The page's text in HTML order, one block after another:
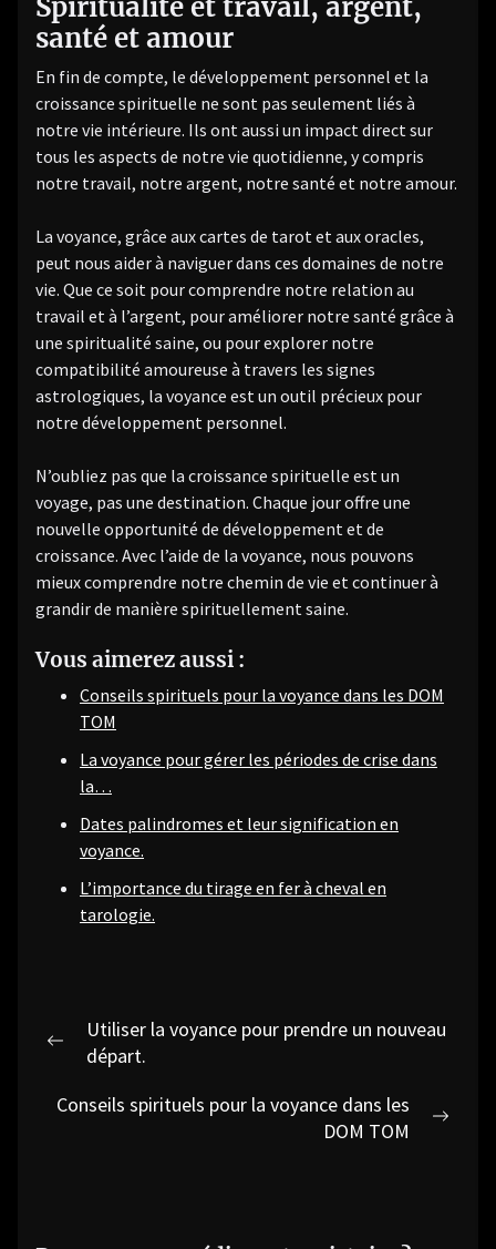
Spiritualité et travail, argent,
santé et amour
En fin de compte, le développement personnel et la
croissance spirituelle ne sont pas seulement liés à
notre vie intérieure. Ils ont aussi un impact direct sur
tous les aspects de notre vie quotidienne, y compris
notre travail, notre argent, notre santé et notre amour.
La voyance, grâce aux cartes de tarot et aux oracles,
peut nous aider à naviguer dans ces domaines de notre
vie. Que ce soit pour comprendre notre relation au
travail et à l’argent, pour améliorer notre santé grâce à
une spiritualité saine, ou pour explorer notre
compatibilité amoureuse à travers les signes
astrologiques, la voyance est un outil précieux pour
notre développement personnel.
N’oubliez pas que la croissance spirituelle est un
voyage, pas une destination. Chaque jour offre une
nouvelle opportunité de développement et de
croissance. Avec l’aide de la voyance, nous pouvons
mieux comprendre notre chemin de vie et continuer à
grandir de manière spirituellement saine.
Vous aimerez aussi :
Conseils spirituels pour la voyance dans les DOM
TOM
La voyance pour gérer les périodes de crise dans
la…
Dates palindromes et leur signification en
voyance.
L’importance du tirage en fer à cheval en
tarologie.
Navigation
de
l’article
Previous
Utiliser la voyance pour prendre un nouveau
départ.
Conseils spirituels pour la voyance dans les
DOM TOM